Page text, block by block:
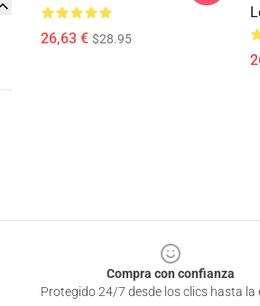
26,63 € $28.95
Compra con confianza
Protegido 24/7 desde los clics hasta la